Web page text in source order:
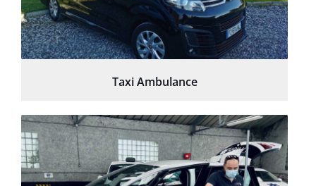
Taxi Ambulance